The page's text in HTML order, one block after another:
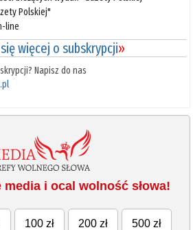
Polskiej"
line
więcej o subskrypcji»
Napisz do nas
i ocal wolność słowa!
100 zł 200 zł 500 zł